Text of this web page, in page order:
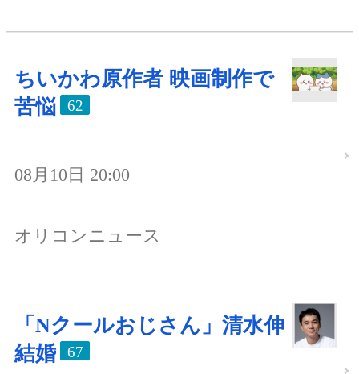
ちいかわ原作者 映画制作で
苦悩
62
08月10日 20:00
オリコンニュース
「Nクールおじさん」清水伸
結婚
67